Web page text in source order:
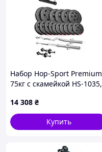
Набор Hop-Sport Premium
75кг с скамейкой HS-1035,
14 308 ₴
Купить